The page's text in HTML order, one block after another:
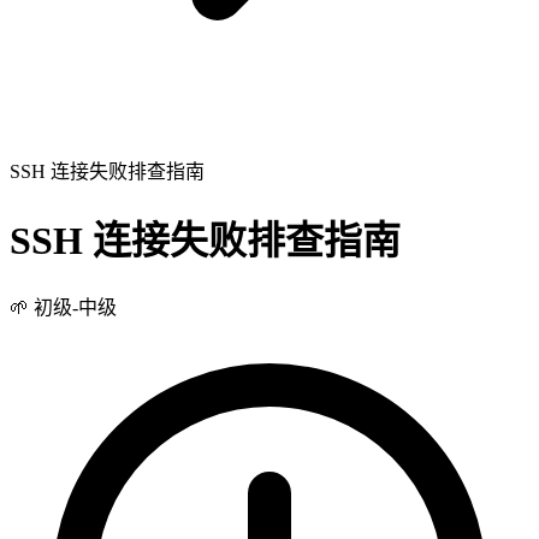
SSH 连接失败排查指南
SSH 连接失败排查指南
🌱 初级-中级